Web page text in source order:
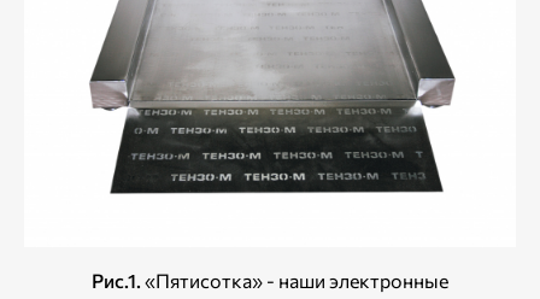
Рис.1. «Пятисотка» - наши электронные